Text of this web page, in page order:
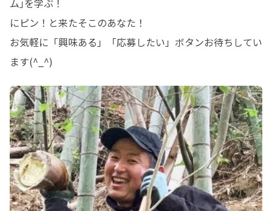
ム｣を学ぶ！
にピン！と来たそこのあなた！
お気軽に「興味ある」「応募したい」ボタンお待ちしてい
ます(^_^)